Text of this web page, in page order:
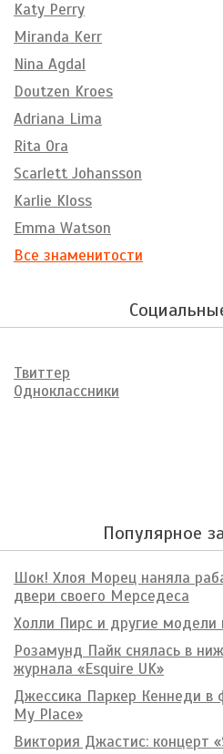
Katy Perry
Miranda Kerr
Nina Agdal
Doutzen Kroes
Adriana Lima
Rita Ora
Scarlett Johansson
Karlie Kloss
Emma Watson
Все знаменитости
Твиттер
Одноклассники
Популярное
Шок! Хлоя Морец наняла
двери своего Мерседеса
Холли Пирс и другие модели
Розамунд Пайк снялась в
журнала «Esquire UK»
Джессика Паркер Кеннеди в
My Place»
Виктория Джастис: концерт